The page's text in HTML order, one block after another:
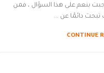
بنعم على هذا السؤال ، فمن
تبحث دائمًا عن ...
CONTINUE